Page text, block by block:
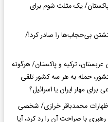
یک مثلث شوم برای
بی‌حجاب‌ها را صادر کرد!/
ترکیه و پاکستان/ هرگونه
مسلحانه علیه هر یک از 3 کشور، حمله به هر سه کشور تلقی
مهار ایران یا اسرائیل؟
محمدباقر خرازی/ شخصی
با صراحت آن را رد کرد، آیا